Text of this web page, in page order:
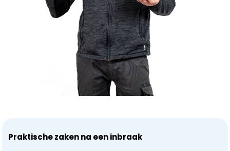
Praktische zaken na een inbraak